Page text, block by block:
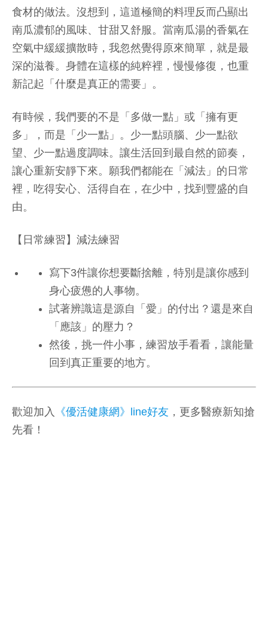
食材的做法。沒想到，這道極簡的料理反而凸顯出
南瓜濃郁的風味、甘甜又舒服。當南瓜湯的香氣在
空氣中緩緩擴散時，我忽然覺得原來簡單，就是最
深的滋養。身體在這樣的純粹裡，慢慢修復，也重
新記起「什麼是真正的需要」。
有時候，我們要的不是「多做一點」或「擁有更
多」，而是「少一點」。少一點頭腦、少一點欲
望、少一點過度調味。讓生活回到最自然的節奏，
讓心重新安靜下來。願我們都能在「減法」的日常
裡，吃得安心、活得自在，在少中，找到豐盛的自
由。
【日常練習】減法練習
寫下3件讓你想要斷捨離，特別是讓你感到
身心疲憊的人事物。
試著辨識這是源自「愛」的付出？還是來自
「應該」的壓力？
然後，挑一件小事，練習放手看看，讓能量
回到真正重要的地方。
歡迎加入 《優活健康網》line好友 ，更多醫療新知搶
先看！